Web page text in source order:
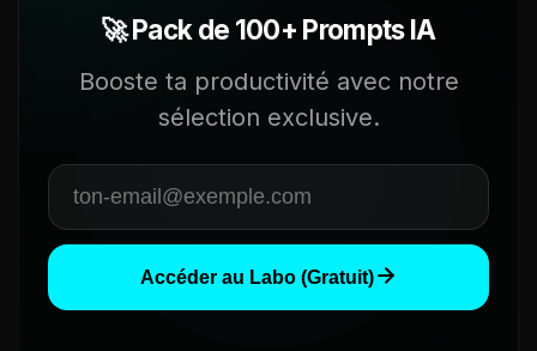
🚀 Pack de 100+ Prompts IA
Booste ta productivité avec notre
sélection exclusive.
Accéder au Labo (Gratuit)